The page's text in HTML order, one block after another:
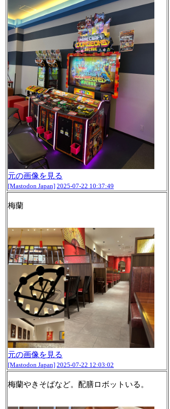
元の画像を見る
[Mastodon Japan] 2025-07-22 10:37:49
梅蘭
元の画像を見る
[Mastodon Japan] 2025-07-22 12:03:02
梅蘭やきそばなど。配膳ロボットいる。